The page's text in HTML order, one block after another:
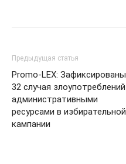
Предыдущая статья
Promo-LEX: Зафиксированы
32 случая злоупотреблений
административными
ресурсами в избирательной
кампании